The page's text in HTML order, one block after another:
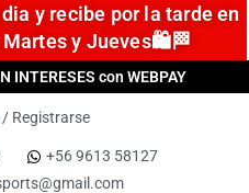
y recibe por la tarde en
y Jueves🛍️🏁
INTERESES con WEBPAY
Registrarse
+56 9613 58127